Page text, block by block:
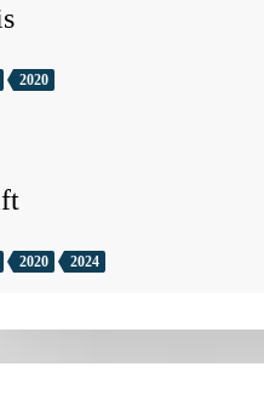
2020
2020 2024